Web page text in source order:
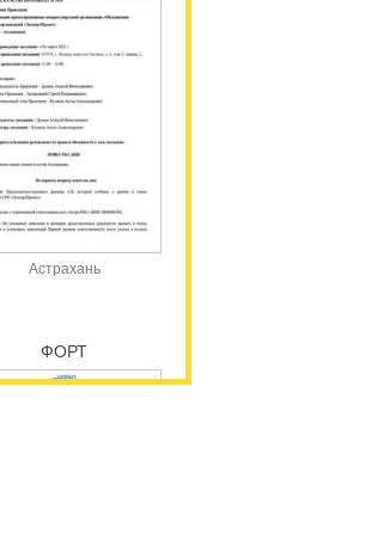
Астрахань
ФОРТ